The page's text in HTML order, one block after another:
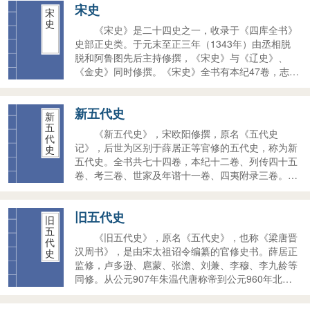
传45卷，以及国语解1卷。记载上自辽太祖耶律阿保
机，下至辽天祚帝耶律延禧的辽朝历史（907年－
1125年），兼及耶律大石所建立之西辽历史。
宋
史
宋史
《宋史》是二十四史之一，收录于《四库全书》
史部正史类。于元末至正三年（1343年）由丞相脱
脱和阿鲁图先后主持修撰，《宋史》与《辽史》、
《金史》同时修撰。《宋史》全书有本纪47卷，志
新
五
代
史
新五代史
《新五代史》，宋欧阳修撰，原名《五代史
记》，后世为区别于薛居正等官修的五代史，称为新
五代史。全书共七十四卷，本纪十二卷、列传四十五
卷、考三卷、世家及年谱十一卷、四夷附录三卷。记
时，增加了《旧五代史》所未能见到的史料，如《五
代会要》、《五代史补》等，因此内容更加翔实。但
《新五代史》对旧“志”部分大加繁削，则不足为训，
故史料价值比《旧五代史》要略逊一筹。
旧
五
代
史
旧五代史
《旧五代史》，原名《五代史》，也称《梁唐晋
汉周书》，是由宋太祖诏令编纂的官修史书。薛居正
监修，卢多逊、扈蒙、张澹、刘兼、李穆、李九龄等
同修。从公元907年朱温代唐称帝到公元960年北宋